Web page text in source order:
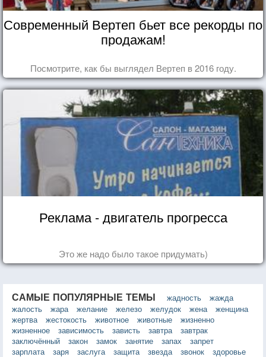
Современный Вертеп бьет все рекорды по
продажам!
Посмотрите, как бы выглядел Вертеп в 2016 году.
Реклама - двигатель прогресса
Это же надо было такое придумать)
САМЫЕ ПОПУЛЯРНЫЕ ТЕМЫ жадность
жажда
жалость
жара желание железо желудок жена
женщина
жертва
жестокость животное животные
жизненно
жизненное
зависимость зависть завтра
завтрак
заключённый
закон замок занятие запах
запрет
зарплата
заря заслуга защита звезда звонок
здоровье